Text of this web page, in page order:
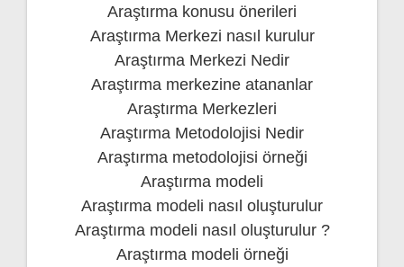
Araştırma konusu önerileri
Araştırma Merkezi nasıl kurulur
Araştırma Merkezi Nedir
Araştırma merkezine atananlar
Araştırma Merkezleri
Araştırma Metodolojisi Nedir
Araştırma metodolojisi örneği
Araştırma modeli
Araştırma modeli nasıl oluşturulur
Araştırma modeli nasıl oluşturulur ?
Araştırma modeli örneği